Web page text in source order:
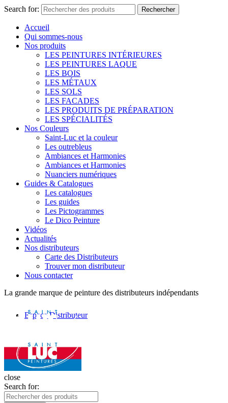
Search for: Rechercher
Accueil
Qui sommes-nous
Nos produits
LES PEINTURES INTÉRIEURES
LES PEINTURES LAQUE
LES BOIS
LES MÉTAUX
LES SOLS
LES FACADES
LES PRODUITS DE PRÉPARATION
LES SPÉCIALITÉS
Nos Couleurs
Saint-Luc et la couleur
Les outrebleus
Ambiances et Harmonies
Ambiances et Harmonies
Nuanciers numériques
Guides & Catalogues
Les catalogues
Les guides
Les Pictogrammes
Le Dico Peinture
Vidéos
Actualités
Nos distributeurs
Carte des Distributeurs
Trouver mon distributeur
Nous contacter
La grande marque de peinture des distributeurs indépendants
Espace Distributeur
close
Search for: